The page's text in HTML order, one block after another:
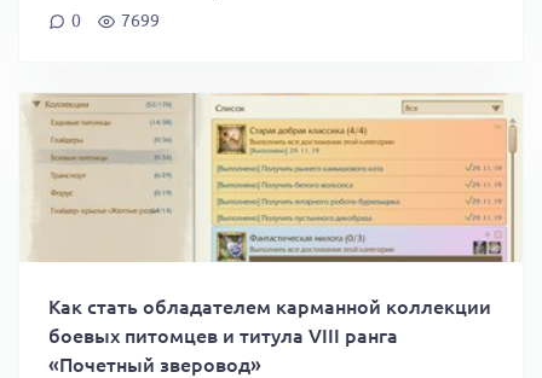
0 7699
Как стать обладателем карманной коллекции
боевых питомцев и титула VIII ранга
«Почетный зверовод»